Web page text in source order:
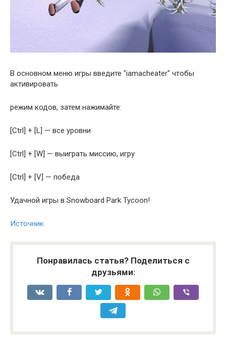
В основном меню игры введите "iamacheater" чтобы
активировать
режим кодов, затем нажимайте:
[Ctrl] + [L] — все уровни
[Ctrl] + [W] — выиграть миссию, игру
[Ctrl] + [V] — победа
Удачной игры в Snowboard Park Tycoon!
Источник
Понравилась статья? Поделиться с
друзьями: